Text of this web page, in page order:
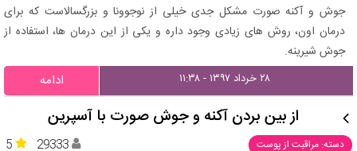
جوش و آکنه صورت مشکل جدی خیلی از نوجوونا و بزرگسالاست که برای
درمان اون، روش های زیادی وجود داره و یکی از این درمان ها، استفاده از
جوش شیرینه.
۲۸ خرداد ۱۳۹۷ - ۱۱:۳۸ ادامه
از بین بردن آکنه و جوش صورت با آسپرین
دسته: مراقبت از پوست 5 29333